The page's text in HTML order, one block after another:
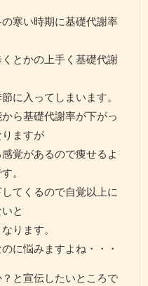
寒い時期に基礎代謝率
とかの上手く基礎代謝
に入ってしまいます。
ら基礎代謝率が下がっ
ますが
覚があるので痩せるよ
。
てくるので自覚以上に
と
ります。
に悩みますよね・・・
と宣伝したいところで